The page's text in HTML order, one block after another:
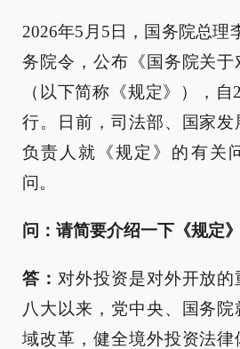
2026年5月5日，国务院总理
务院令，公布《国务院关于
（以下简称《规定》），
行。日前，司法部、国家
负责人就《规定》的有关
问。
问：请简要介绍一下《规定
答： 对外投资是对外开放
八大以来，党中央、国务
域改革，健全境外投资法律